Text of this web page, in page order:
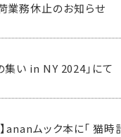
業務休止のお知らせ
集い in NY 2024」にて
】ananムック本に「 猫